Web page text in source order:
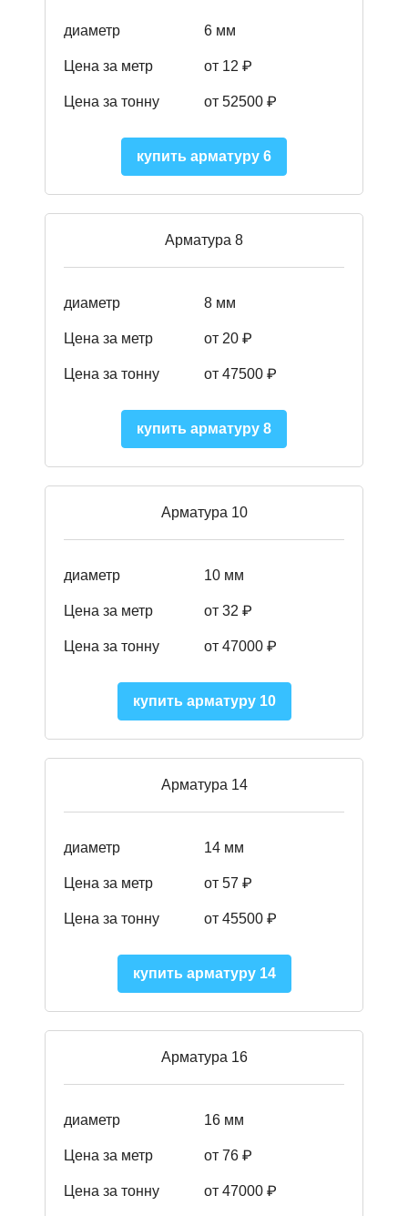
диаметр 6 мм
Цена за метр от 12 ₽
Цена за тонну от 52500 ₽
купить арматуру 6
Арматура 8
диаметр 8 мм
Цена за метр от 20 ₽
Цена за тонну от 47500 ₽
купить арматуру 8
Арматура 10
диаметр 10 мм
Цена за метр от 32 ₽
Цена за тонну от 47000 ₽
купить арматуру 10
Арматура 14
диаметр 14 мм
Цена за метр от 57 ₽
Цена за тонну от 45500 ₽
купить арматуру 14
Арматура 16
диаметр 16 мм
Цена за метр от 76 ₽
Цена за тонну от 47000 ₽